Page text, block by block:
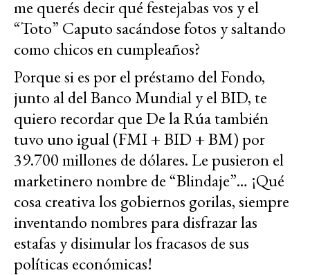
me querés decir qué festejabas vos y el
“Toto” Caputo sacándose fotos y saltando
como chicos en cumpleaños?
Porque si es por el préstamo del Fondo,
junto al del Banco Mundial y el BID, te
quiero recordar que De la Rúa también
tuvo uno igual (FMI + BID + BM) por
39.700 millones de dólares. Le pusieron el
marketinero nombre de “Blindaje”… ¡Qué
cosa creativa los gobiernos gorilas, siempre
inventando nombres para disfrazar las
estafas y disimular los fracasos de sus
políticas económicas!